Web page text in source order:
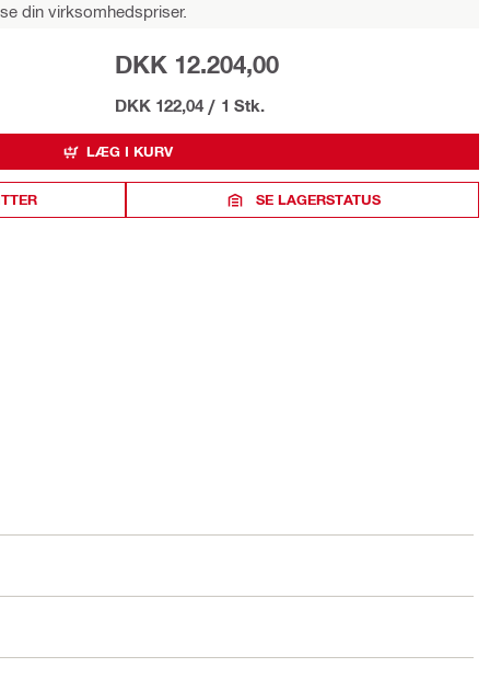
din virksomhedspriser.
DKK 12.204,00
DKK 122,04 / 1 Stk.
LÆG I KURV
SE LAGERSTATUS